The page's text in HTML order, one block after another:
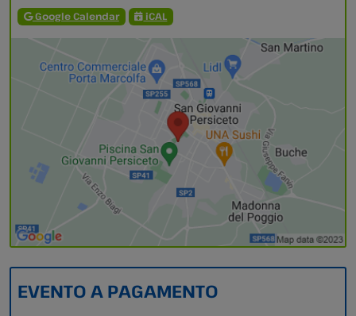
Google Calendar iCAL
EVENTO A PAGAMENTO